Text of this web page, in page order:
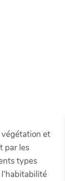
et
par les
types
l'habitabilité